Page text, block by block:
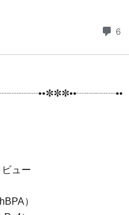
ュー
）